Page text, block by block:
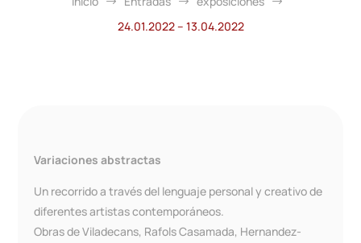
24.01.2022 – 13.04.2022
Variaciones abstractas
Un recorrido a través del lenguaje personal y creativo de
diferentes artistas contemporáneos.
Obras de Viladecans, Rafols Casamada, Hernandez-